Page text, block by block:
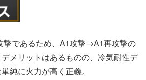
撃であるため、A1攻撃→A1再攻撃の
メリットはあるものの、冷気耐性デ
純に火力が高く正義。